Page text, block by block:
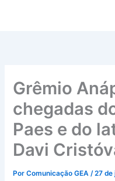
Grêmio
chegadas
Paes e do
Davi
PorComunicação GEA/27 de